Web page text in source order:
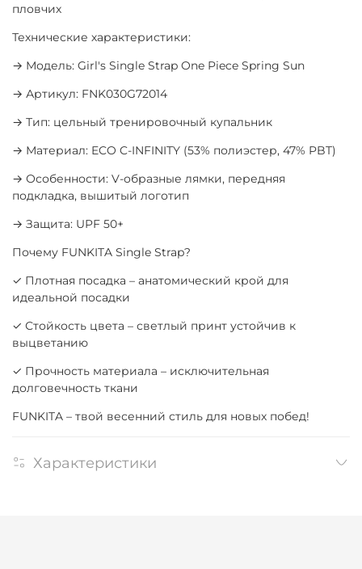
пловчих
Технические характеристики:
→ Модель: Girl's Single Strap One Piece Spring Sun
→ Артикул: FNK030G72014
→ Тип: цельный тренировочный купальник
→ Материал: ECO C-INFINITY (53% полиэстер, 47% PBT)
→ Особенности: V-образные лямки, передняя
подкладка, вышитый логотип
→ Защита: UPF 50+
Почему FUNKITA Single Strap?
✓ Плотная посадка – анатомический крой для
идеальной посадки
✓ Стойкость цвета – светлый принт устойчив к
выцветанию
✓ Прочность материала – исключительная
долговечность ткани
FUNKITA – твой весенний стиль для новых побед!
Характеристики